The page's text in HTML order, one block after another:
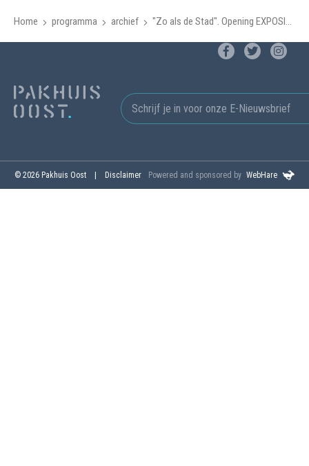
Home programma archief "Zo als de Stad". Opening EXPOSITIE Jacopo Grilli
© 2026 Pakhuis Oost Disclaimer Powered and sponsored by WebHare